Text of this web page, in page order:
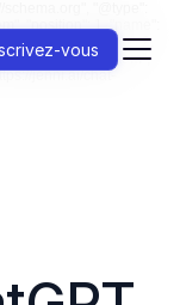
"position": 1, "name":
"ListItem", "position": 2,
}, { "@type": "ListItem",
jenni.ai/chat-
vous